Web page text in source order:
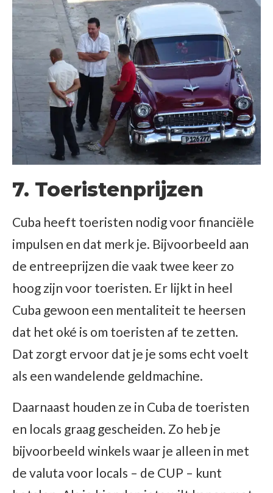
7. Toeristenprijzen
Cuba heeft toeristen nodig voor financiële
impulsen en dat merk je. Bijvoorbeeld aan
de entreeprijzen die vaak twee keer zo
hoog zijn voor toeristen. Er lijkt in heel
Cuba gewoon een mentaliteit te heersen
dat het oké is om toeristen af te zetten.
Dat zorgt ervoor dat je je soms echt voelt
als een wandelende geldmachine.
Daarnaast houden ze in Cuba de toeristen
en locals graag gescheiden. Zo heb je
bijvoorbeeld winkels waar je alleen in met
de valuta voor locals – de CUP – kunt